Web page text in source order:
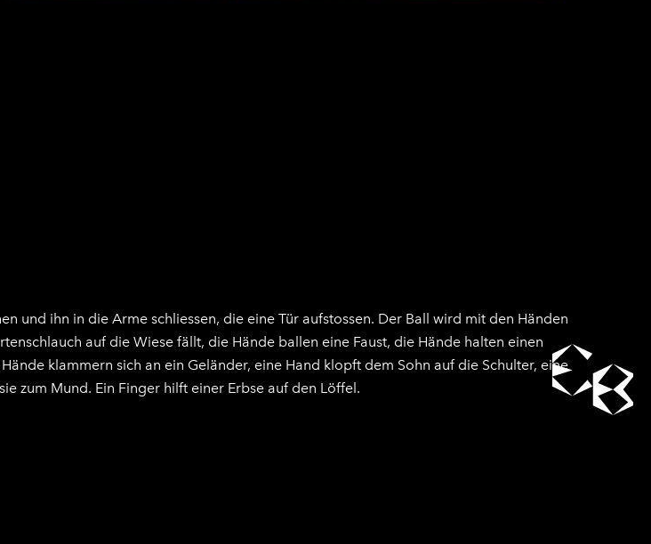
und ihn in die Arme schliessen, die eine Tür aufstossen. Der Ball wird mit den Händen
auf die Wiese fällt, die Hände ballen eine Faust, die Hände halten einen
klammern sich an ein Geländer, eine Hand klopft dem Sohn auf die Schulter, eine
zum Mund. Ein Finger hilft einer Erbse auf den Löffel.